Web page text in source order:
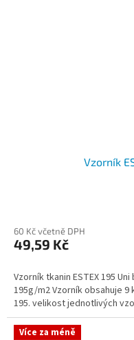
Vzorník
60 Kč včetně DPH
49,59 Kč
Vzorník tkanin ESTEX 195
195g/m2 Vzorník obsahuje 9
195. velikost jednotlivých
Více za méně